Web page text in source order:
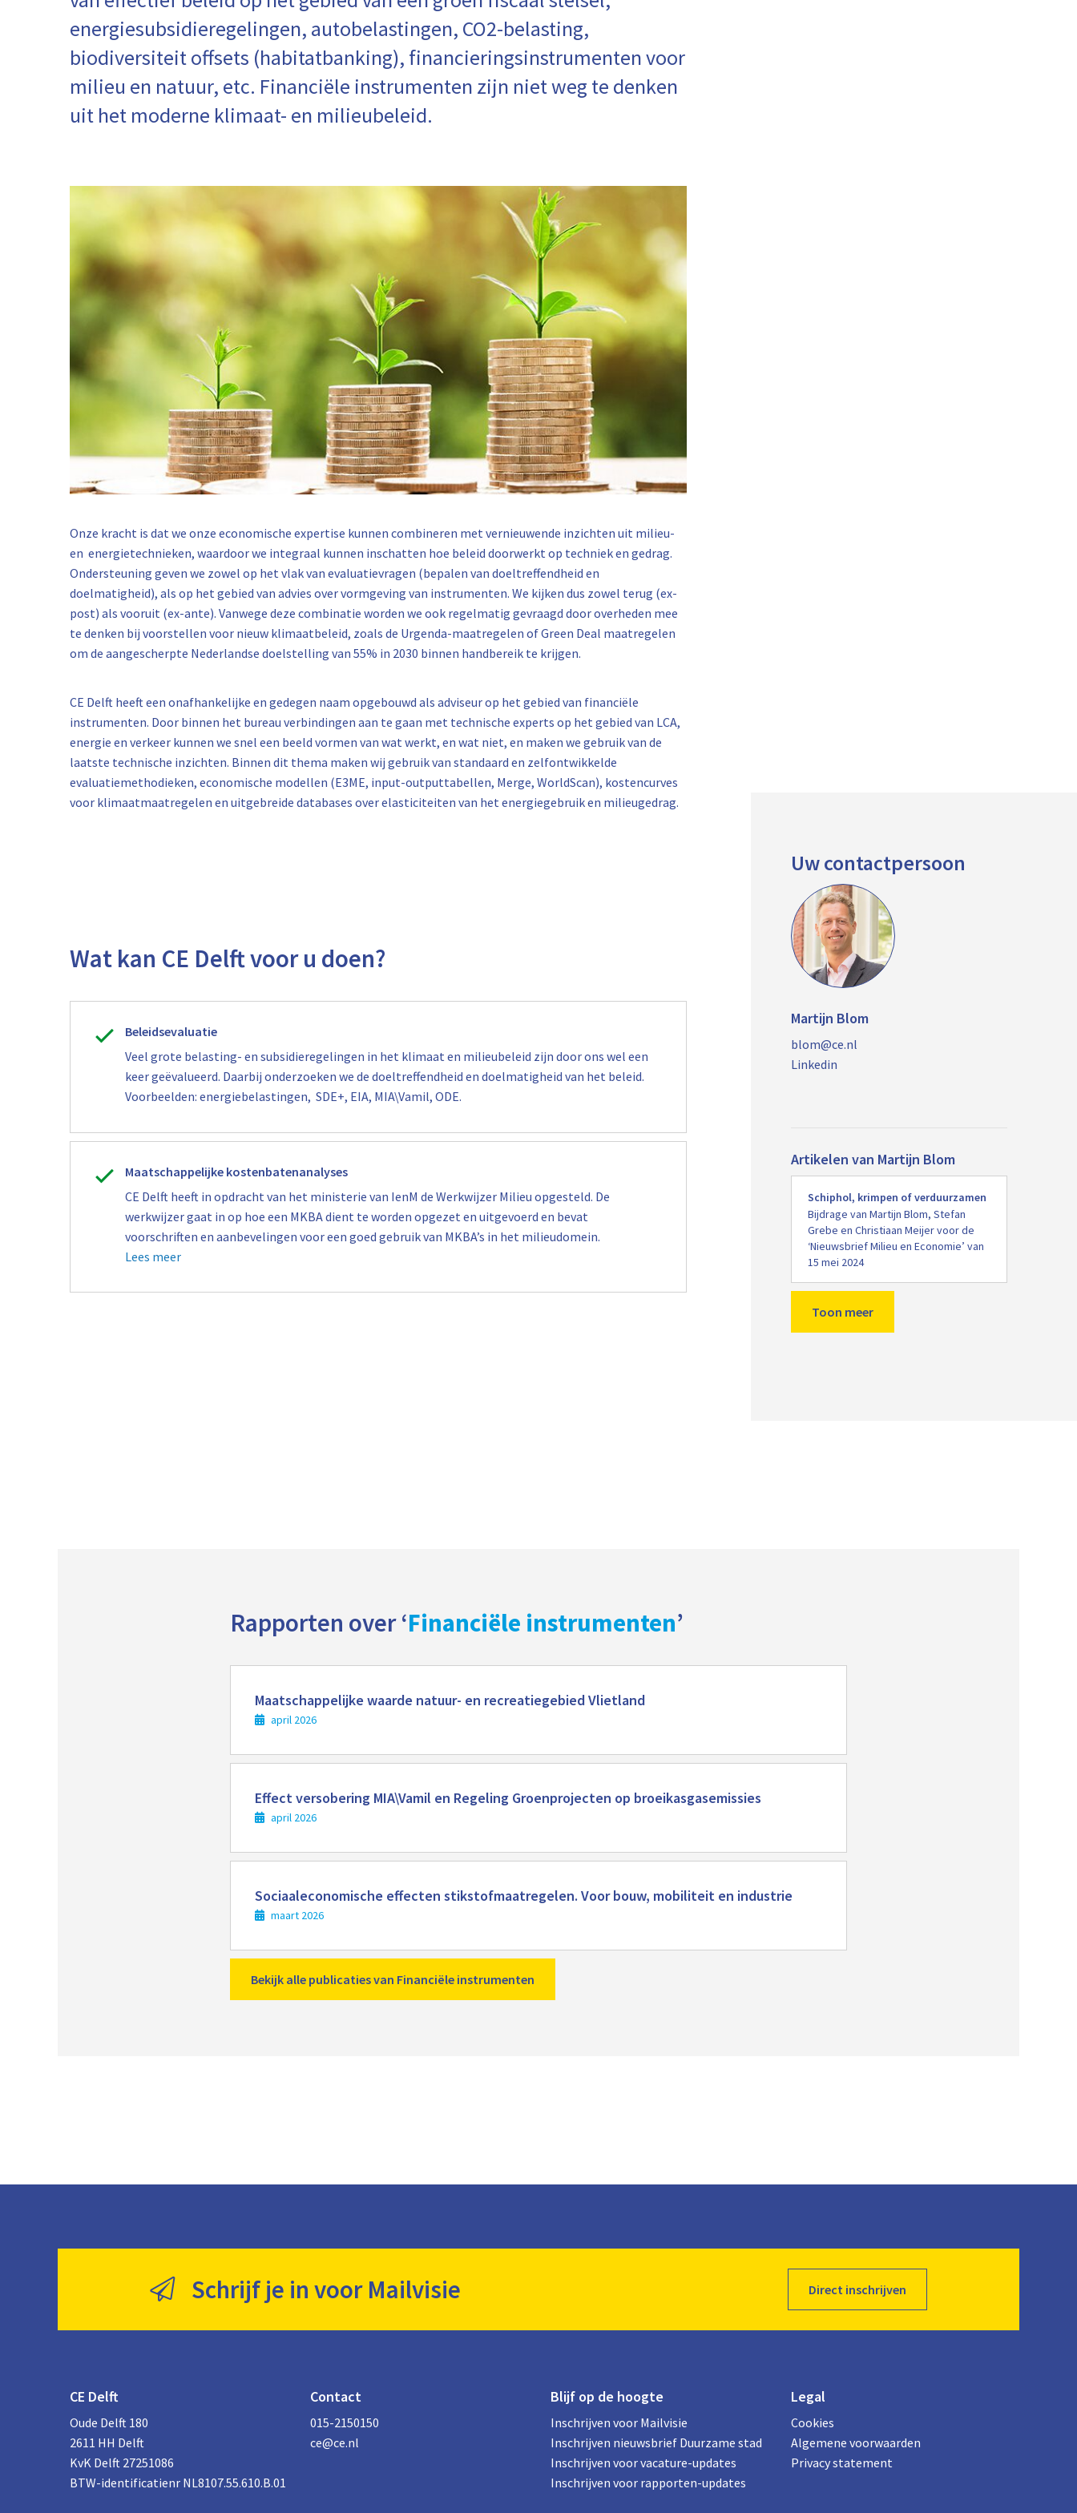
energiesubsidieregelingen, autobelastingen, CO2-belasting,
biodiversiteit offsets (habitatbanking), financieringsinstrumenten voor
milieu en natuur, etc. Financiële instrumenten zijn niet weg te denken
uit het moderne klimaat- en milieubeleid.
Onze kracht is dat we onze economische expertise kunnen combineren met vernieuwende inzichten uit milieu-
en energietechnieken, waardoor we integraal kunnen inschatten hoe beleid doorwerkt op techniek en gedrag.
Ondersteuning geven we zowel op het vlak van evaluatievragen (bepalen van doeltreffendheid en
doelmatigheid), als op het gebied van advies over vormgeving van instrumenten. We kijken dus zowel terug (ex-
post) als vooruit (ex-ante). Vanwege deze combinatie worden we ook regelmatig gevraagd door overheden mee
te denken bij voorstellen voor nieuw klimaatbeleid, zoals de Urgenda-maatregelen of Green Deal maatregelen
om de aangescherpte Nederlandse doelstelling van 55% in 2030 binnen handbereik te krijgen.
CE Delft heeft een onafhankelijke en gedegen naam opgebouwd als adviseur op het gebied van financiële
instrumenten. Door binnen het bureau verbindingen aan te gaan met technische experts op het gebied van LCA,
energie en verkeer kunnen we snel een beeld vormen van wat werkt, en wat niet, en maken we gebruik van de
laatste technische inzichten. Binnen dit thema maken wij gebruik van standaard en zelfontwikkelde
evaluatiemethodieken, economische modellen (E3ME, input-outputtabellen, Merge, WorldScan), kostencurves
voor klimaatmaatregelen en uitgebreide databases over elasticiteiten van het energiegebruik en milieugedrag.
Wat kan CE Delft voor u doen?
Beleidsevaluatie
Veel grote belasting- en subsidieregelingen in het klimaat en milieubeleid zijn door ons wel een
keer geëvalueerd. Daarbij onderzoeken we de doeltreffendheid en doelmatigheid van het beleid.
Voorbeelden: energiebelastingen, SDE+, EIA, MIA\Vamil, ODE.
Maatschappelijke kostenbatenanalyses
CE Delft heeft in opdracht van het ministerie van IenM de Werkwijzer Milieu opgesteld. De
werkwijzer gaat in op hoe een MKBA dient te worden opgezet en uitgevoerd en bevat
voorschriften en aanbevelingen voor een goed gebruik van MKBA’s in het milieudomein.
Lees meer
Uw contactpersoon
Martijn Blom
blom@ce.nl
Linkedin
Artikelen van Martijn Blom
Schiphol, krimpen of verduurzamen
Bijdrage van Martijn Blom, Stefan
Grebe en Christiaan Meijer voor de
‘Nieuwsbrief Milieu en Economie’ van
15 mei 2024
meer
Toon meer
Rapporten over ‘Financiële instrumenten’
Maatschappelijke waarde natuur- en recreatiegebied Vlietland
april 2026
meer
Effect versobering MIA\Vamil en Regeling Groenprojecten op broeikasgasemissies
april 2026
meer
Sociaaleconomische effecten stikstofmaatregelen. Voor bouw, mobiliteit en industrie
maart 2026
meer
Bekijk alle publicaties van Financiële instrumenten
Schrijf je in voor Mailvisie Direct inschrijven
CE Delft
Oude Delft 180
2611 HH Delft
KvK Delft 27251086
BTW-identificatienr NL8107.55.610.B.01
Contact
015-2150150
ce@ce.nl
Blijf op de hoogte
Inschrijven voor Mailvisie
Inschrijven nieuwsbrief Duurzame stad
Inschrijven voor vacature-updates
Inschrijven voor rapporten-updates
Legal
Cookies
Algemene voorwaarden
Privacy statement